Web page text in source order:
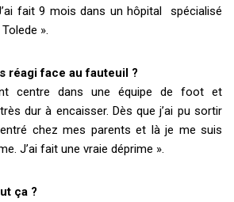
fait 9 mois dans un hôpital spécialisé
».
réagi face au fauteuil ?
centre dans une équipe de foot et
dur à encaisser. Dès que j’ai pu sortir
chez mes parents et là je me suis
J’ai fait une vraie déprime ».
ça ?